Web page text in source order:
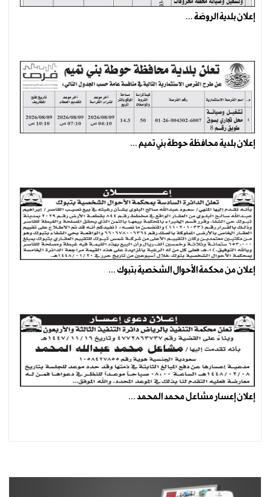
إعلان بلدية الروضة ...
إعلان بلدية محافظة حوطة بني تميم ...
إعلان من محكمة الأحوال الشخصية بتبوك ...
إعلان إعسار مشاعل محمد المحمد ...